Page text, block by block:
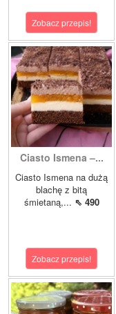
Zobacz przepis!
Ciasto Ismena –...
Ciasto Ismena na dużą
blachę z bitą
śmietaną,... ⇖ 490
Zobacz przepis!